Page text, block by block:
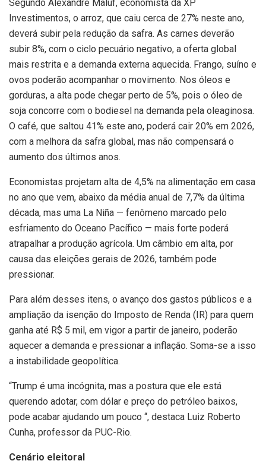
Segundo Alexandre Maluf, economista da XP
Investimentos, o arroz, que caiu cerca de 27% neste ano,
deverá subir pela redução da safra. As carnes deverão
subir 8%, com o ciclo pecuário negativo, a oferta global
mais restrita e a demanda externa aquecida. Frango, suíno e
ovos poderão acompanhar o movimento. Nos óleos e
gorduras, a alta pode chegar perto de 5%, pois o óleo de
soja concorre com o bodiesel na demanda pela oleaginosa.
O café, que saltou 41% este ano, poderá cair 20% em 2026,
com a melhora da safra global, mas não compensará o
aumento dos últimos anos.
Economistas projetam alta de 4,5% na alimentação em casa
no ano que vem, abaixo da média anual de 7,7% da última
década, mas uma La Niña — fenômeno marcado pelo
esfriamento do Oceano Pacífico — mais forte poderá
atrapalhar a produção agrícola. Um câmbio em alta, por
causa das eleições gerais de 2026, também pode
pressionar.
Para além desses itens, o avanço dos gastos públicos e a
ampliação da isenção do Imposto de Renda (IR) para quem
ganha até R$ 5 mil, em vigor a partir de janeiro, poderão
aquecer a demanda e pressionar a inflação. Soma-se a isso
a instabilidade geopolítica.
“Trump é uma incógnita, mas a postura que ele está
querendo adotar, com dólar e preço do petróleo baixos,
pode acabar ajudando um pouco “, destaca Luiz Roberto
Cunha, professor da PUC-Rio.
Cenário eleitoral